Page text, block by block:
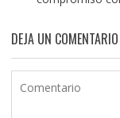
DEJA UN COMENTARIO